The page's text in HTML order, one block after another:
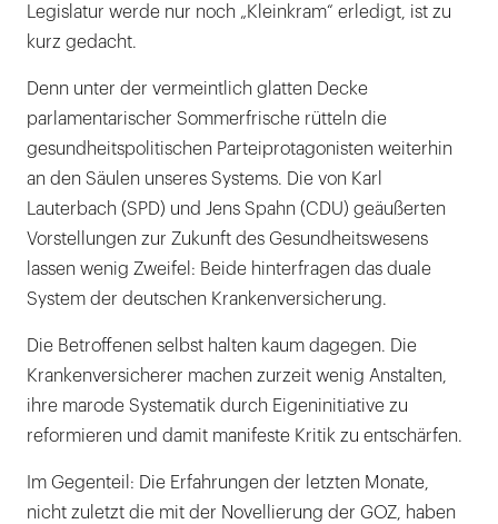
Legislatur werde nur noch „Kleinkram“ erledigt, ist zu
kurz gedacht.
Denn unter der vermeintlich glatten Decke
parlamentarischer Sommerfrische rütteln die
gesundheitspolitischen Parteiprotagonisten weiterhin
an den Säulen unseres Systems. Die von Karl
Lauterbach (SPD) und Jens Spahn (CDU) geäußerten
Vorstellungen zur Zukunft des Gesundheitswesens
lassen wenig Zweifel: Beide hinterfragen das duale
System der deutschen Krankenversicherung.
Die Betroffenen selbst halten kaum dagegen. Die
Krankenversicherer machen zurzeit wenig Anstalten,
ihre marode Systematik durch Eigeninitiative zu
reformieren und damit manifeste Kritik zu entschärfen.
Im Gegenteil: Die Erfahrungen der letzten Monate,
nicht zuletzt die mit der Novellierung der GOZ, haben